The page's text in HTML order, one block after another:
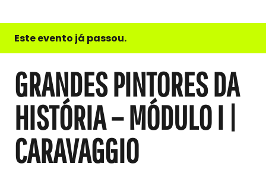
e
do
Este evento já passou.
GRANDES PINTORES DA
HISTÓRIA – MÓDULO I |
CARAVAGGIO